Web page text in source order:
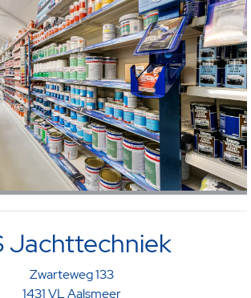
Jachttechniek
Zwarteweg 133
1431 VL Aalsmeer